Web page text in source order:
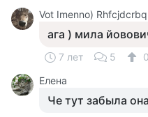
Vot Imenno) Rhfcjdcrbq
ага ) мила
7 лет 5
0
Елена
Че тут забыла она